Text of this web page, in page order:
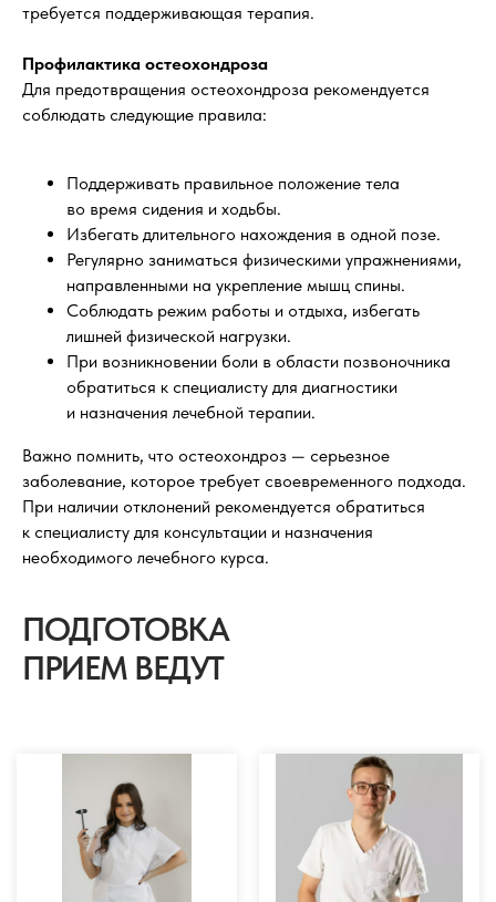
требуется поддерживающая терапия.
Профилактика остеохондроза
Для предотвращения остеохондроза рекомендуется
соблюдать следующие правила:
Поддерживать правильное положение тела
во время сидения и ходьбы.
Избегать длительного нахождения в одной позе.
Регулярно заниматься физическими упражнениями,
направленными на укрепление мышц спины.
Соблюдать режим работы и отдыха, избегать
лишней физической нагрузки.
При возникновении боли в области позвоночника
обратиться к специалисту для диагностики
и назначения лечебной терапии.
Важно помнить, что остеохондроз — серьезное
заболевание, которое требует своевременного подхода.
При наличии отклонений рекомендуется обратиться
к специалисту для консультации и назначения
необходимого лечебного курса.
ПОДГОТОВКА
ПРИЕМ ВЕДУТ